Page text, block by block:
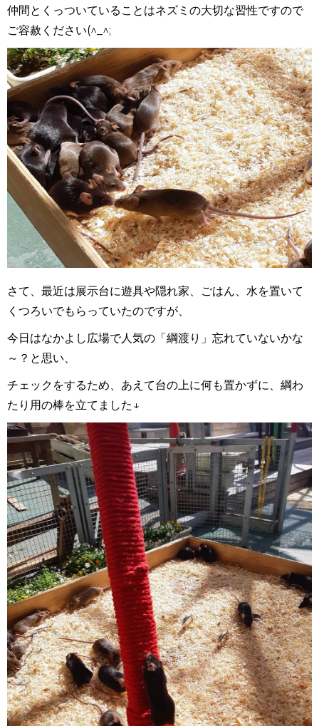
仲間とくっついていることはネズミの大切な習性ですので
ご容赦ください(^_^;
さて、最近は展示台に遊具や隠れ家、ごはん、水を置いて
くつろいでもらっていたのですが、
今日はなかよし広場で人気の「綱渡り」忘れていないかな
～？と思い、
チェックをするため、あえて台の上に何も置かずに、綱わ
たり用の棒を立てました↓